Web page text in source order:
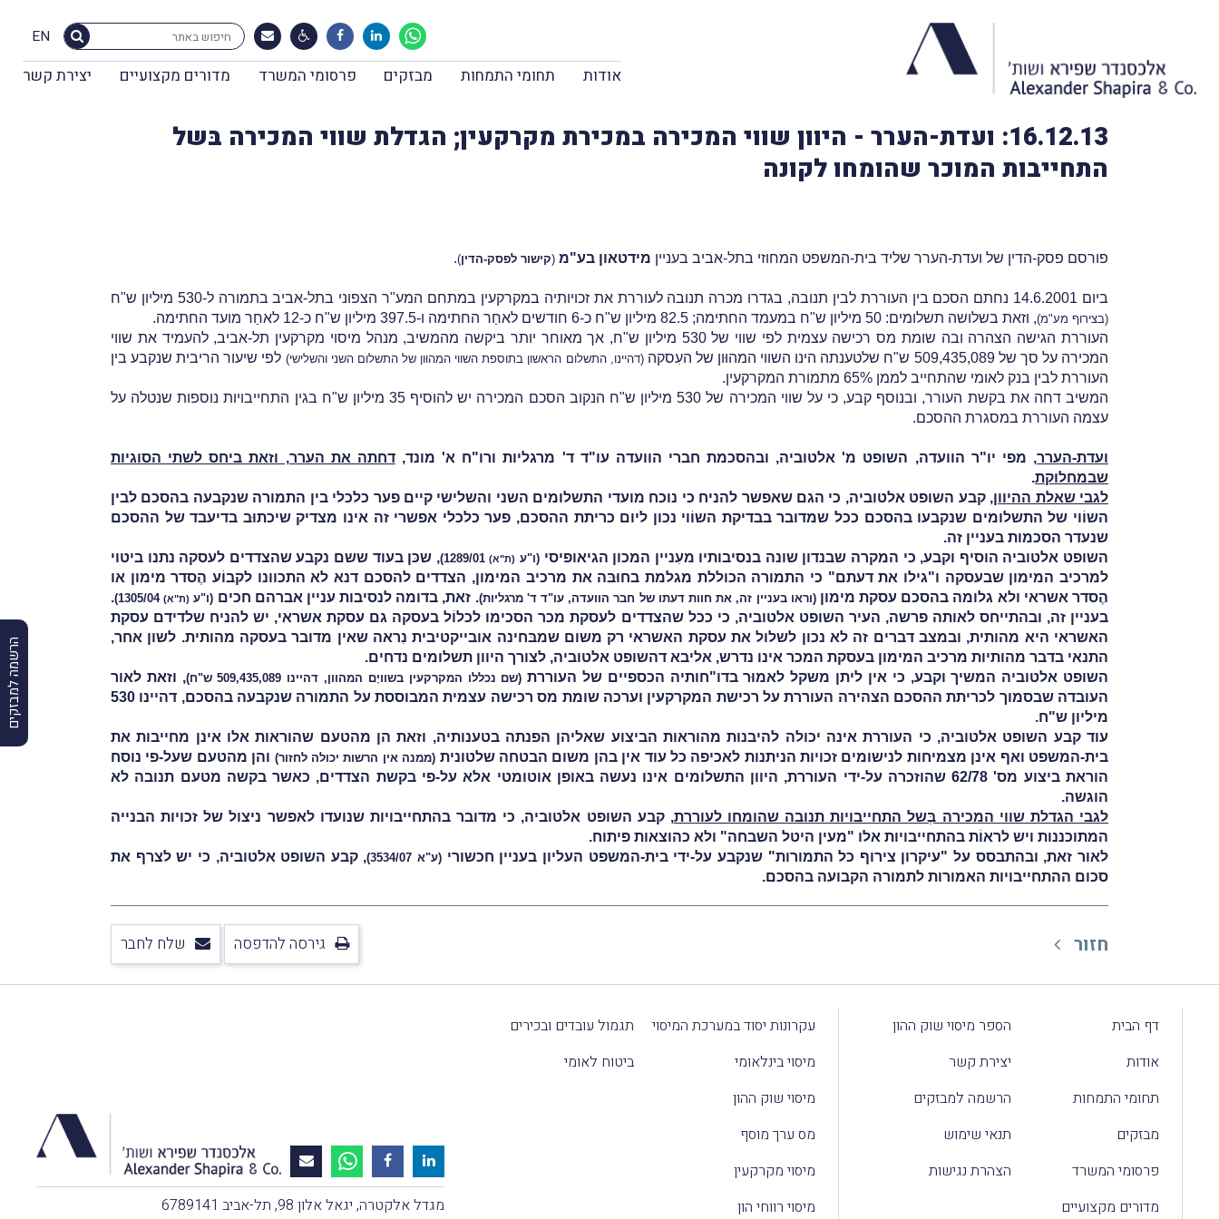
EN
אודות תחומי התמחות מבזקים פרסומי המשרד מדורים מקצועיים יצירת קשר
הרשמה למבזקים
16.12.13: ועדת-הערר - היוון שווי המכירה במכירת מקרקעין; הגדלת שווי המכירה בּשל
התחייבות המוכר שהומחו לקונה
פורסם פסק-הדין של ועדת-הערר שליד בית-המשפט המחוזי בתל-אביב בעניין מידטאון בע"מ (קישור לפסק-הדין)
.
ביום 14.6.2001 נחתם הסכם בין העוררת לבין תנובה, בגדרו מכרה תנובה לעוררת את זכויותיה במקרקעין במתחם המע"ר הצפוני בתל-אביב בתמורה ל-530 מיליון ש"ח
(בצירוף מע"מ), וזאת בשלושה תשלומים: 50 מיליון ש"ח במעמד החתימה; 82.5 מיליון ש"ח כ-6 חודשים לאחַר החתימה ו-397.5 מיליון ש"ח כ-12 לאחַר מועד החתימה.
העוררת הגישה הצהרה ובה שומת מס רכישה עצמית לפי שווי של 530 מיליון ש"ח, אך מאוחר יותר ביקשה מהמשיב, מנהל מיסוי מקרקעין תל-אביב, להעמיד את שווי
המכירה על סך של 509,435,089 ש"ח שלטענתה הינו השווי המהוּון של העִסקה
(דהיינו, התשלום הראשון בתוספת השווי המהוּון של התשלום השני והשלישי) לפי שיעור הריבית שנקבע בין
העוררת לבין בנק לאומי שהתחייב לממן 65% מתמורת המקרקעין.
המשיב דחה את בקשת העורר, ובנוסף קבע, כי על שווי המכירה של 530 מיליון ש"ח הנקוב הסכם המכירה יש להוסיף 35 מיליון ש"ח בגין התחייבויות נוספות שנטלה על
עצמה העוררת במסגרת ההסכם.
ועדת-הערר, מפי יו"ר הוועדה, השופט מ' אלטוביה, ובהסכמת חברי הוועדה עו"ד ד' מרגליות ורו"ח א' מונד,דחתה את הערר, וזאת ביחס לשתי הסוגיות
שבמחלוקת.
לגבי שאלת ההיוון, קבע השופט אלטוביה, כי הגם שאפשר להניח כי נוכח מועדי התשלומים השני והשלישי קיים פער כלכלי בין התמורה שנקבעה בהסכם לבין
השוֹוי של התשלומים שנקבעו בהסכם ככל שמדובר בבדיקת השוֹוי נכון ליום כריתת ההסכם, פער כלכלי אפשרי זה אינו מצדיק שיכתוּב בדיעבד של ההסכם
שנעדר הסכמות בעניין זה.
השופט אלטוביה הוסיף וקבע, כי המקרה שבנדון שונה בנסיבותיו מעִניין המכון הגיאופיסי(ו"ע (ת"א)1289/01)
, שכּן בעוד ששם נקבע שהצדדים לעסקה נתנו ביטוי
למרכיב המימון שבעסקה ו"גילו את דעתם" כי התמורה הכוללת מגלמת בחוּבּה את מרכיב המימון, הצדדים להסכם דנא לא התכוונו לקבוֹע הֶסדר מימון או
הֶסדר אשראי ולא גלומה בהסכם עסקת מימון(וראו בעניין זה, את חוות דעתו של חבר הוועדה, עו"ד ד' מרגליות). זאת, בדומה לנסיבות עניין אברהם חכים (ו"ע (ת"א)1305/04)
.
בעניין זה, ובהתייחס לאותה פרשה, העיר השופט אלטוביה, כי ככל שהצדדים לעסקת מכר הסכימו לכלוֹל בעסקה גם עסקת אשראי, יש להניח שלדידם עסקת
האשראי היא מהותית, ובמצב דברים זה לא נכון לשלול את עסקת האשראי רק משום שמבּחינה אובייקטיבית נִראה שאין מדובר בעסקה מהותית. לשון אחר,
התנאי בדבר מהותיות מרכיב המימון בעסקת המכר אינו נדרש, אליבא דהשופט אלטוביה, לצורך היוון תשלומים נדחים.
השופט אלטוביה המשיך וקבע, כי אין ליתן משקל לאמוּר בדו"חותיה הכספיים של העוררת (שם נכללו המקרקעין בשוויָם המהוון, דהיינו 509,435,089 ש"ח)
, וזאת לאור
העובדה שבסמוך לכריתת ההסכם הצהירה העוררת על רכישת המקרקעין וערכה שומת מס רכישה עצמית המבוססת על התמורה שנקבעה בהסכם, דהיינו 530
מיליון ש"ח.
עוד קבע השופט אלטוביה, כי העוררת אינה יכולה להיבנות מהוראות הביצוע שאליהן הפנתה בטענותיה, וזאת הן מהטעם שהוראות אלו אינן מחייבות את
בית-המשפט ואף אינן מצמיחות לנישומים זכויות הניתנות לאכיפה כל עוד אין בהן משום הבטחה שלטונית (ממנה אין הרשות יכולה לחזור) והן מהטעם שעל-פי נוסח
הוראת ביצוע מס' 62/78 שהוזכרה על-ידי העוררת, היוון התשלומים אינו נעשה באופן אוטומטי אלא על-פי בקשת הצדדים, כאשר בקשה מטעם תנובה לא
הוגשה.
לגבי הגדלת שווי המכירה בְּשל התחייבויות תנובה שהומחו לעוררת, קבע השופט אלטוביה, כי מדובר בהתחייבויות שנועדו לאפשר ניצול של זכויות הבנייה
המתוכננות ויש לראוֹת בהתחייבויות אלו "מעין היטל השבחה" ולא כהוצאות פיתוח.
לאור זאת, ובהתבסס על "עיקרון צירוף כל התמורות" שנקבע על-ידי בית-המשפט העליון בעניין חכשורי (ע"א 3534/07)
, קבע השופט אלטוביה, כי יש לצרף את
סכום ההתחייבויות האמורות לתמורה הקבועה בהסכם.
חזור גירסה להדפסה שלח לחבר
דף הבית
אודות
תחומי התמחות
מבזקים
פרסומי המשרד
מדורים מקצועיים
הספר מיסוי שוק ההון
יצירת קשר
הרשמה למבזקים
תנאי שימוש
הצהרת נגישות
עקרונות יסוד במערכת המיסוי
מיסוי בינלאומי
מיסוי שוק ההון
מס ערך מוסף
מיסוי מקרקעין
מיסוי רווחי הון
תגמול עובדים ובכירים
ביטוח לאומי
מגדל אלקטרה, יגאל אלון 98, תל-אביב 6789141